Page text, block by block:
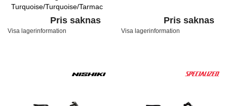
Turquoise/Turquoise/Tarmac
Black
Pris saknas
Visa lagerinformation
Pris saknas
Visa lagerinformation